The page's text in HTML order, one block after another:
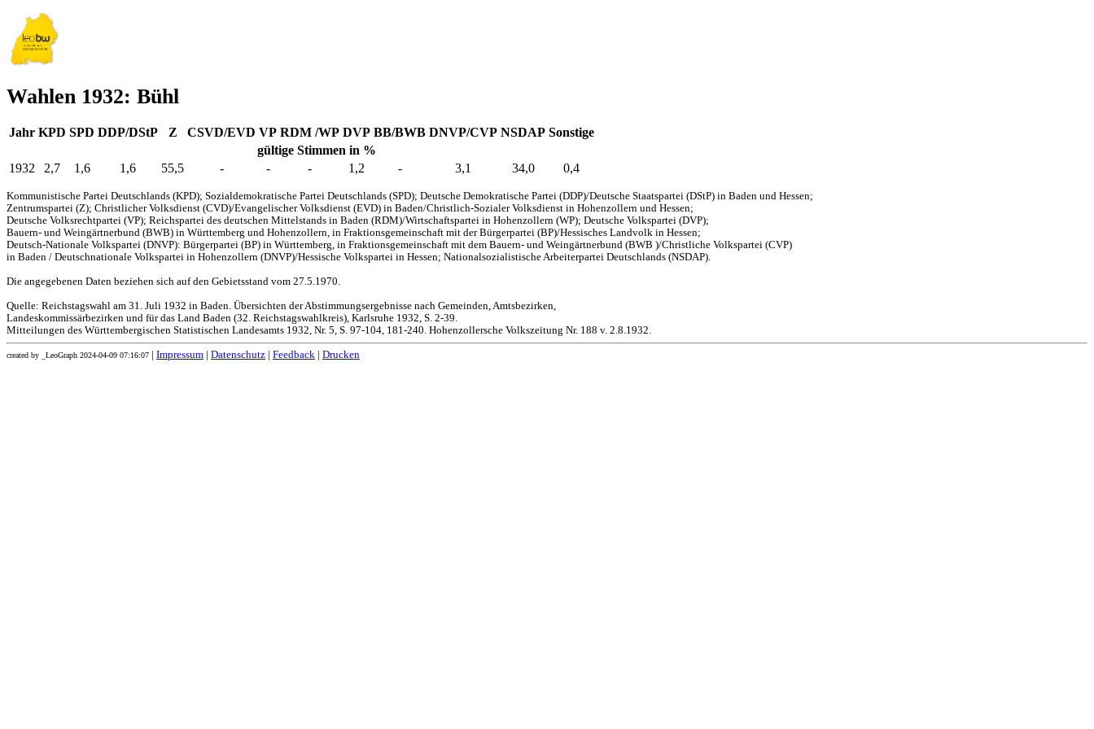
Wahlen 1932: Bühl
Jahr KPD SPD DDP/DStP Z CSVD/EVD VP RDM /WP DVP BB/BWB DNVP/CVP NSDAP Sonstige
gültige Stimmen in %
1932
2,7 1,6 1,6 55,5 - - - 1,2 - 3,1 34,0 0,4
Kommunistische Partei Deutschlands (KPD); Sozialdemokratische Partei Deutschlands (SPD); Deutsche Demokratische Partei (DDP)/Deutsche Staatspartei (DStP) in Baden und Hessen;
Zentrumspartei (Z); Christlicher Volksdienst (CVD)/Evangelischer Volksdienst (EVD) in Baden/Christlich-Sozialer Volksdienst in Hohenzollern und Hessen;
Deutsche Volksrechtpartei (VP); Reichspartei des deutschen Mittelstands in Baden (RDM)/Wirtschaftspartei in Hohenzollern (WP); Deutsche Volkspartei (DVP);
Bauern- und Weingärtnerbund (BWB) in Württemberg und Hohenzollern, in Fraktionsgemeinschaft mit der Bürgerpartei (BP)/Hessisches Landvolk in Hessen;
Deutsch-Nationale Volkspartei (DNVP): Bürgerpartei (BP) in Württemberg, in Fraktionsgemeinschaft mit dem Bauern- und Weingärtnerbund (BWB )/Christliche Volkspartei (CVP)
in Baden / Deutschnationale Volkspartei in Hohenzollern (DNVP)/Hessische Volkspartei in Hessen; Nationalsozialistische Arbeiterpartei Deutschlands (NSDAP).
Die angegebenen Daten beziehen sich auf den Gebietsstand vom 27.5.1970.
Quelle: Reichstagswahl am 31. Juli 1932 in Baden. Übersichten der Abstimmungsergebnisse nach Gemeinden, Amtsbezirken,
Landeskommissärbezirken und für das Land Baden (32. Reichstagswahlkreis), Karlsruhe 1932, S. 2-39.
Mitteilungen des Württembergischen Statistischen Landesamts 1932, Nr. 5, S. 97-104, 181-240. Hohenzollersche Volkszeitung Nr. 188 v. 2.8.1932.
created by _LeoGraph 2024-04-09 07:16:07 Impressum Datenschutz Feedback Drucken